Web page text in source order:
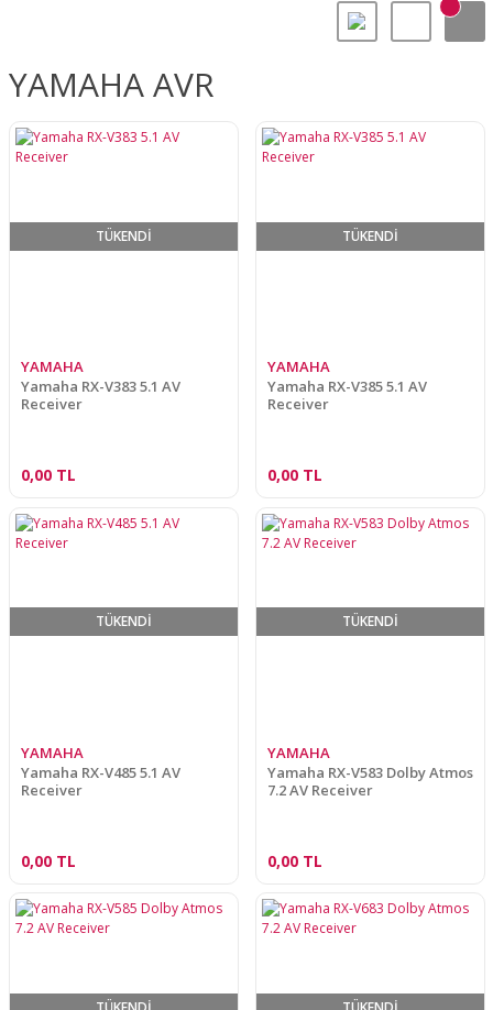
YAMAHA AVR
TÜKENDİ
YAMAHA
Yamaha RX-V383 5.1 AV
Receiver
0,00 TL
TÜKENDİ
YAMAHA
Yamaha RX-V385 5.1 AV
Receiver
0,00 TL
TÜKENDİ
YAMAHA
Yamaha RX-V485 5.1 AV
Receiver
0,00 TL
TÜKENDİ
YAMAHA
Yamaha RX-V583 Dolby Atmos
7.2 AV Receiver
0,00 TL